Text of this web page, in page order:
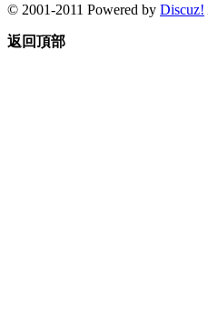
© 2001-2011 Powered by Discuz!
返回頂部